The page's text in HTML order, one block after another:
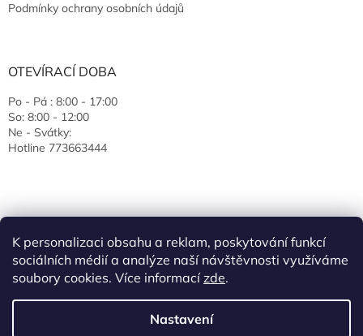
K personalizaci obsahu a reklam, poskytování funkcí
sociálních médií a analýze naší návštěvnosti využíváme
soubory cookies. Více informacízde.
Nastavení
Podmínky ochrany osobních údajů
OTEVÍRACÍ DOBA
Po - Pá : 8:00 - 17:00
So: 8:00 - 12:00
Ne - Svátky:
Hotline 773663444